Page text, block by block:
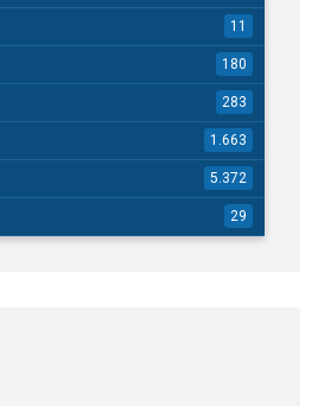
11
180
283
1.663
5.372
29